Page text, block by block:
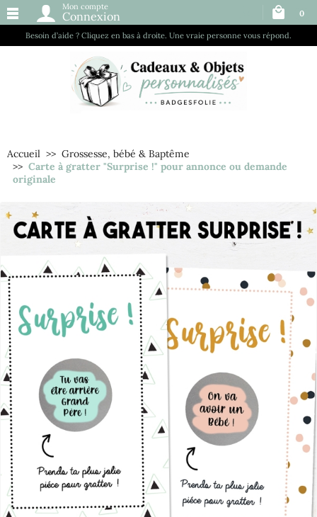
Besoin d’aide ? Cliquez en bas à droite. Une vraie personne vous répond.
Mon compte
Connexion 0
Accueil
Grossesse, bébé & Baptême
Carte à gratter "Surprise !" pour annonce ou demande
originale